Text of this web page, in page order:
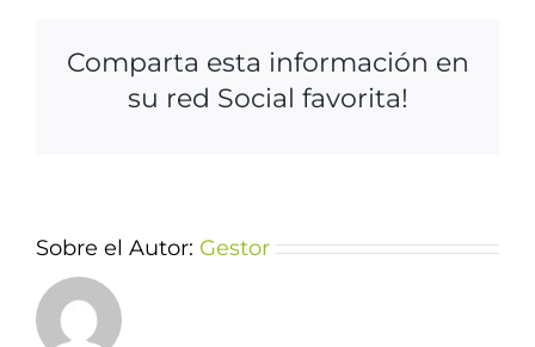
Comparta esta información en
su red Social favorita!
Sobre el Autor: Gestor